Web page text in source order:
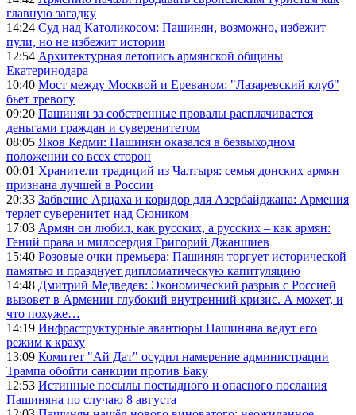
главную загадку
14:24 Суд над Католикосом: Пашинян, возможно, избежит
пули, но не избежит истории
12:54 Архитектурная летопись армянской общины
Екатеринодара
10:40 Мост между Москвой и Ереваном: "Лазаревский клуб"
бьет тревогу
09:20 Пашинян за собственные провалы расплачивается
деньгами граждан и суверенитетом
08:05 Яков Кедми: Пашинян оказался в безвыходном
положении со всех сторон
00:01 Хранители традиций из Чалтыря: семья донских армян
признана лучшей в России
20:33 Забвение Арцаха и коридор для Азербайджана: Армения
теряет суверенитет над Сюником
17:03 Армян он любил, как русских, а русских – как армян:
Гений права и милосердия Григорий Джаншиев
15:40 Розовые очки премьера: Пашинян торгует исторической
памятью и празднует дипломатическую капитуляцию
14:48 Дмитрий Медведев: Экономический разрыв с Россией
вызовет в Армении глубокий внутренний кризис. А может, и
что похуже…
14:19 Инфраструктурные авантюры Пашиняна ведут его
режим к краху
13:09 Комитет "Ай Дат" осудил намерение администрации
Трампа обойти санкции против Баку
12:53 Истинные посылы постыдного и опасного послания
Пашиняна по случаю 8 августа